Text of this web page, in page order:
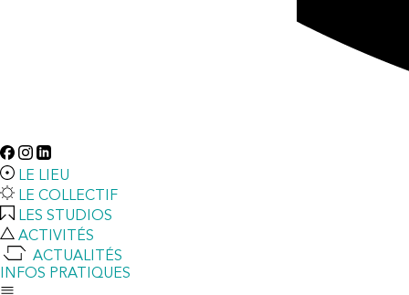
LE LIEU
LE COLLECTIF
LES STUDIOS
ACTIVITÉS
ACTUALITÉS
INFOS PRATIQUES